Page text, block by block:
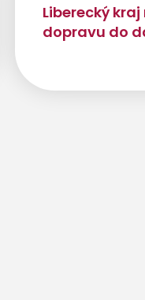
Liberecký
dopravu do